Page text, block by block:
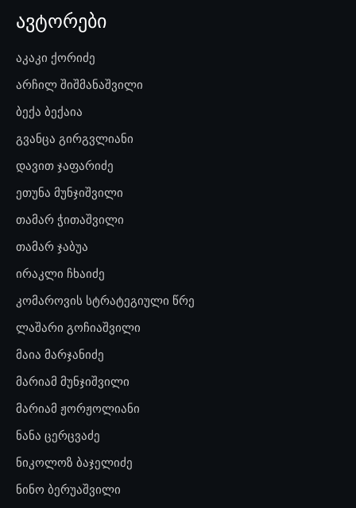
ავტორები
აკაკი ქორიძე
არჩილ შიშმანაშვილი
ბექა ბექაია
გვანცა გირგვლიანი
დავით ჯაფარიძე
ეთუნა მუნჯიშვილი
თამარ ჭითაშვილი
თამარ ჯაბუა
ირაკლი ჩხაიძე
კომაროვის სტრატეგიული წრე
ლაშარი გოჩიაშვილი
მაია მარჯანიძე
მარიამ მუნჯიშვილი
მარიამ ჟორჟოლიანი
ნანა ცერცვაძე
ნიკოლოზ ბაჯელიძე
ნინო ბერუაშვილი